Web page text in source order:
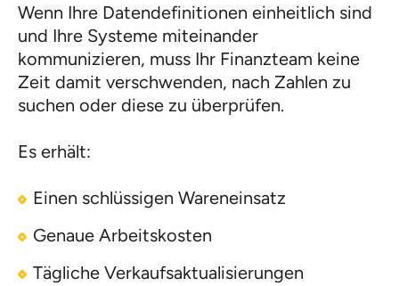
Wenn Ihre Datendefinitionen einheitlich sind
und Ihre Systeme miteinander
kommunizieren, muss Ihr Finanzteam keine
Zeit damit verschwenden, nach Zahlen zu
suchen oder diese zu überprüfen.
Es erhält:
Einen schlüssigen Wareneinsatz
Genaue Arbeitskosten
Tägliche Verkaufsaktualisierungen